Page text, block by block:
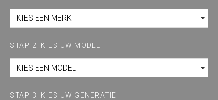
KIES EEN MERK
STAP 2: KIES UW MODEL
KIES EEN MODEL
STAP 3: KIES UW GENERATIE